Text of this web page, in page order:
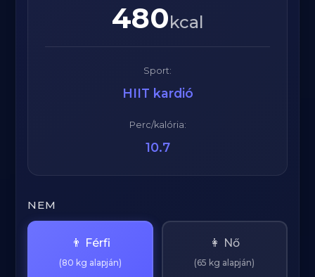
480kcal
Sport:
HIIT kardió
Perc/kalória:
10.7
NEM
👨 Férfi
(80 kg alapján)
👩 Nő
(65 kg alapján)